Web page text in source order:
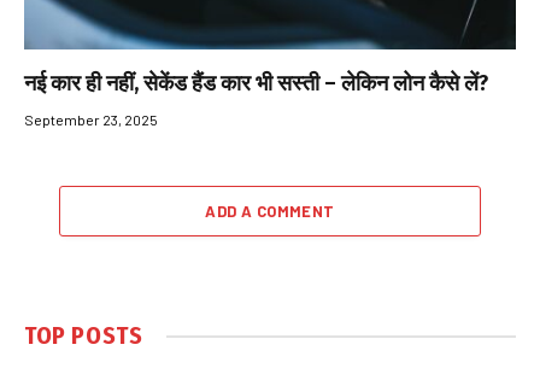
नई कार ही नहीं, सेकेंड हैंड कार भी सस्ती – लेकिन लोन कैसे लें?
September 23, 2025
ADD A COMMENT
TOP POSTS